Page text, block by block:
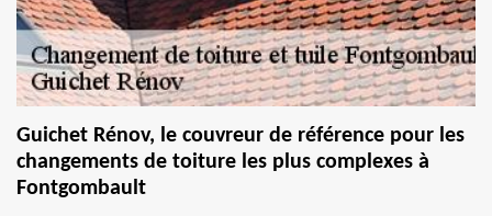
Guichet Rénov, le couvreur de référence pour les
changements de toiture les plus complexes à
Fontgombault